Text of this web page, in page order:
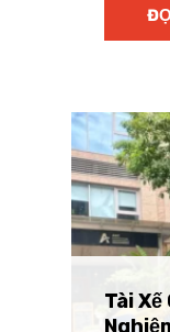
Tài Xế